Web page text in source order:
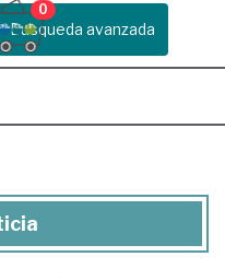
Busqueda avanzada
0